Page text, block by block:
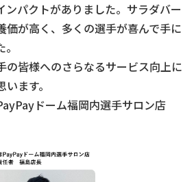
ンパクトがありました。サラダバー
価が高く、多くの選手が喜んで手に
皆様へのさらなるサービス向上に
ます。
ドーム福岡内選手サロン店